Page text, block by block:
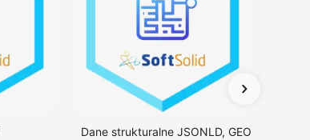
Dane strukturalne JSONLD, GEO